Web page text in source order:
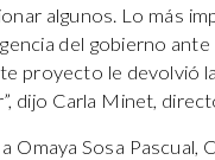
algunos. Lo más
del gobierno ante
proyecto le devolvió
dijo Carla Minet,
Omaya Sosa Pascual,